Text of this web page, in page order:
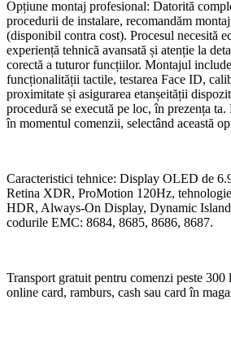
Opțiune montaj profesional: Datorită
procedurii de instalare, recomandăm
(disponibil contra cost). Procesul necesită
experiență tehnică avansată și atenție la
corectă a tuturor funcțiilor. Montajul
funcționalității tactile, testarea Face ID,
proximitate și asigurarea etanșeității
procedură se execută pe loc, în prezența
în momentul comenzii, selectând această
Caracteristici tehnice: Display OLED de
Retina XDR, ProMotion 120Hz,
HDR, Always-On Display, Dynamic
codurile EMC: 8684, 8685, 8686, 8687.
Transport gratuit pentru comenzi peste 300
online card, ramburs, cash sau card în